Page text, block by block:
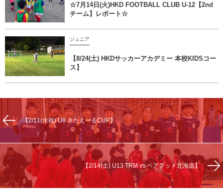
☆7月14日(火)HKD FOOTBALL CLUB U-12【2nd
チーム】レポート☆
ジュニア
【8/24(土) HKDサッカーアカデミー 本校KIDSコー
ス】
【2/11(水祝) U8 きたえーるCUP】
【2/14(土) U13 TRM vs ベアフット北海道】